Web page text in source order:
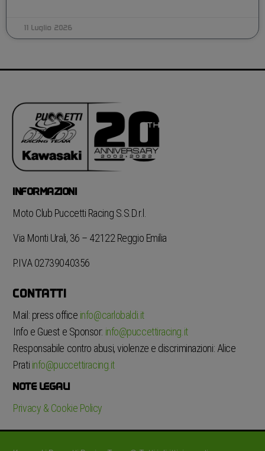
11 Luglio 2026
INFORMAZIONI
Moto Club Puccetti Racing S.S.D.r.l.
Via Monti Urali, 36 – 42122 Reggio Emilia
P.IVA 02739040356
CONTATTI
Mail: press office info@carlobaldi.it
Info e Guest e Sponsor: info@puccettiracing.it
Responsabile contro abusi, violenze e discriminazioni: Alice
Prati info@puccettiracing.it
NOTE LEGALI
Privacy & Cookie Policy